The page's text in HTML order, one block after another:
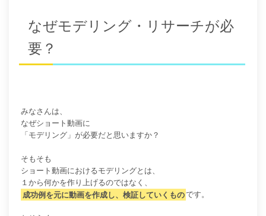
なぜモデリング・リサーチが必
要？
みなさんは、
なぜショート動画に
「モデリング」が必要だと思いますか？
そもそも
ショート動画におけるモデリングとは、
１から何かを作り上げるのではなく、
成功例を元に動画を作成し、検証していくものです。